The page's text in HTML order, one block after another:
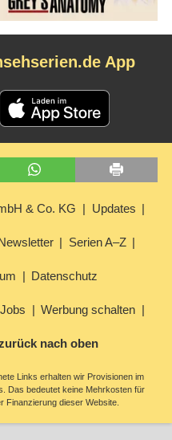
App
& Co. KG Updates
Serien A–Z
Datenschutz
Jobs Werbung schalten
nach oben
Links erhalten wir Provisionen im
Das bedeutet keine Mehrkosten für
Finanzierung dieser Website.